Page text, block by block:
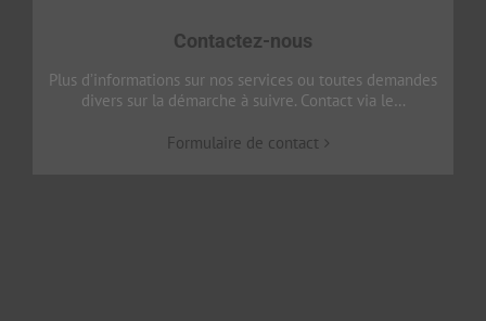
Contactez-nous
Plus d’informations sur nos services ou toutes demandes
divers sur la démarche à suivre. Contact via le…
Formulaire de contact